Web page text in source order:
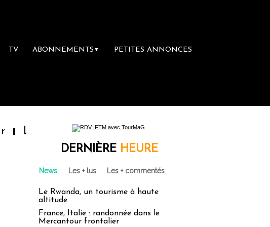
TV ABONNEMENTS ▼ PETITES ANNONCES
aux vacances : un droit inachevé totalement
DERNIÈRE HEURE
News Les + lus Les + commentés
Le Rwanda, un tourisme à haute
altitude
France, Italie : randonnée dans le
Mercantour frontalier